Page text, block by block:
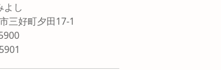
よし
三好町夕田17-1